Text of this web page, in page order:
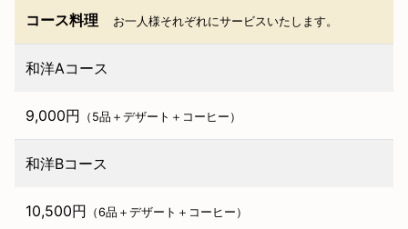
コース料理 お一人様それぞれにサービスいたします。
和洋Aコース
9,000円 （5品＋デザート＋コーヒー）
和洋Bコース
10,500円 （6品＋デザート＋コーヒー）